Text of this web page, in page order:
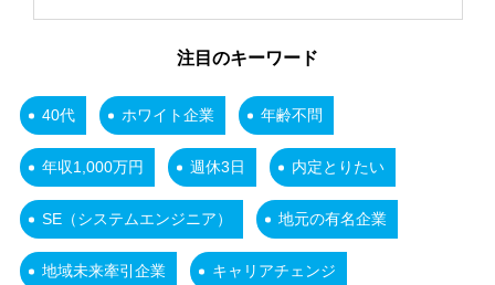
注目のキーワード
40代 ホワイト企業 年齢不問
年収1,000万円 週休3日 内定とりたい
SE（システムエンジニア） 地元の有名企業
地域未来牽引企業 キャリアチェンジ